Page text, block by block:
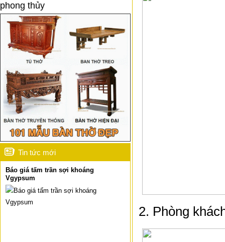
phong thủy
Tin tức mới
Báo giá tấm trần sợi khoáng
Vgypsum
2. Phòng